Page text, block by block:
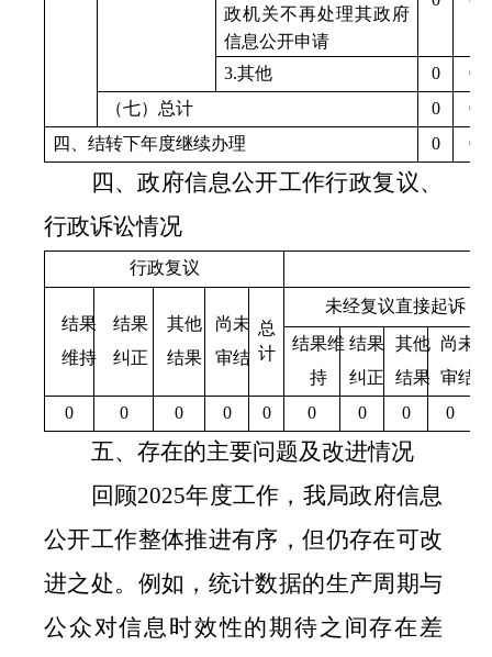
政机关不再处理其政府
信息公开申请
3.其他 0
0
（七）总计
0
0
四、结转下年度继续办理
0 0
四、政府信息公开工作行政复议、
行政诉讼情况
行政复议
结果
维持
结果
纠正
其他
结果
尚未
审结
总
计
未经复议直接起诉
结果维
持
结果
纠正
其他
结果
尚未
审结
0
0 0 0 0 0 0 0 0
五、存在的主要问题及改进情况
回顾2025年度工作，我局政府信息
公开工作整体推进有序，但仍存在可改
进之处。例如，统计数据的生产周期与
公众对信息时效性的期待之间存在差